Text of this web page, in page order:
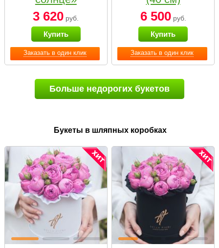
Заказать в один клик
3 620 руб.
Купить
Заказать в один клик
6 500руб.
Купить
Больше недорогих букетов
Букеты в шляпных коробках